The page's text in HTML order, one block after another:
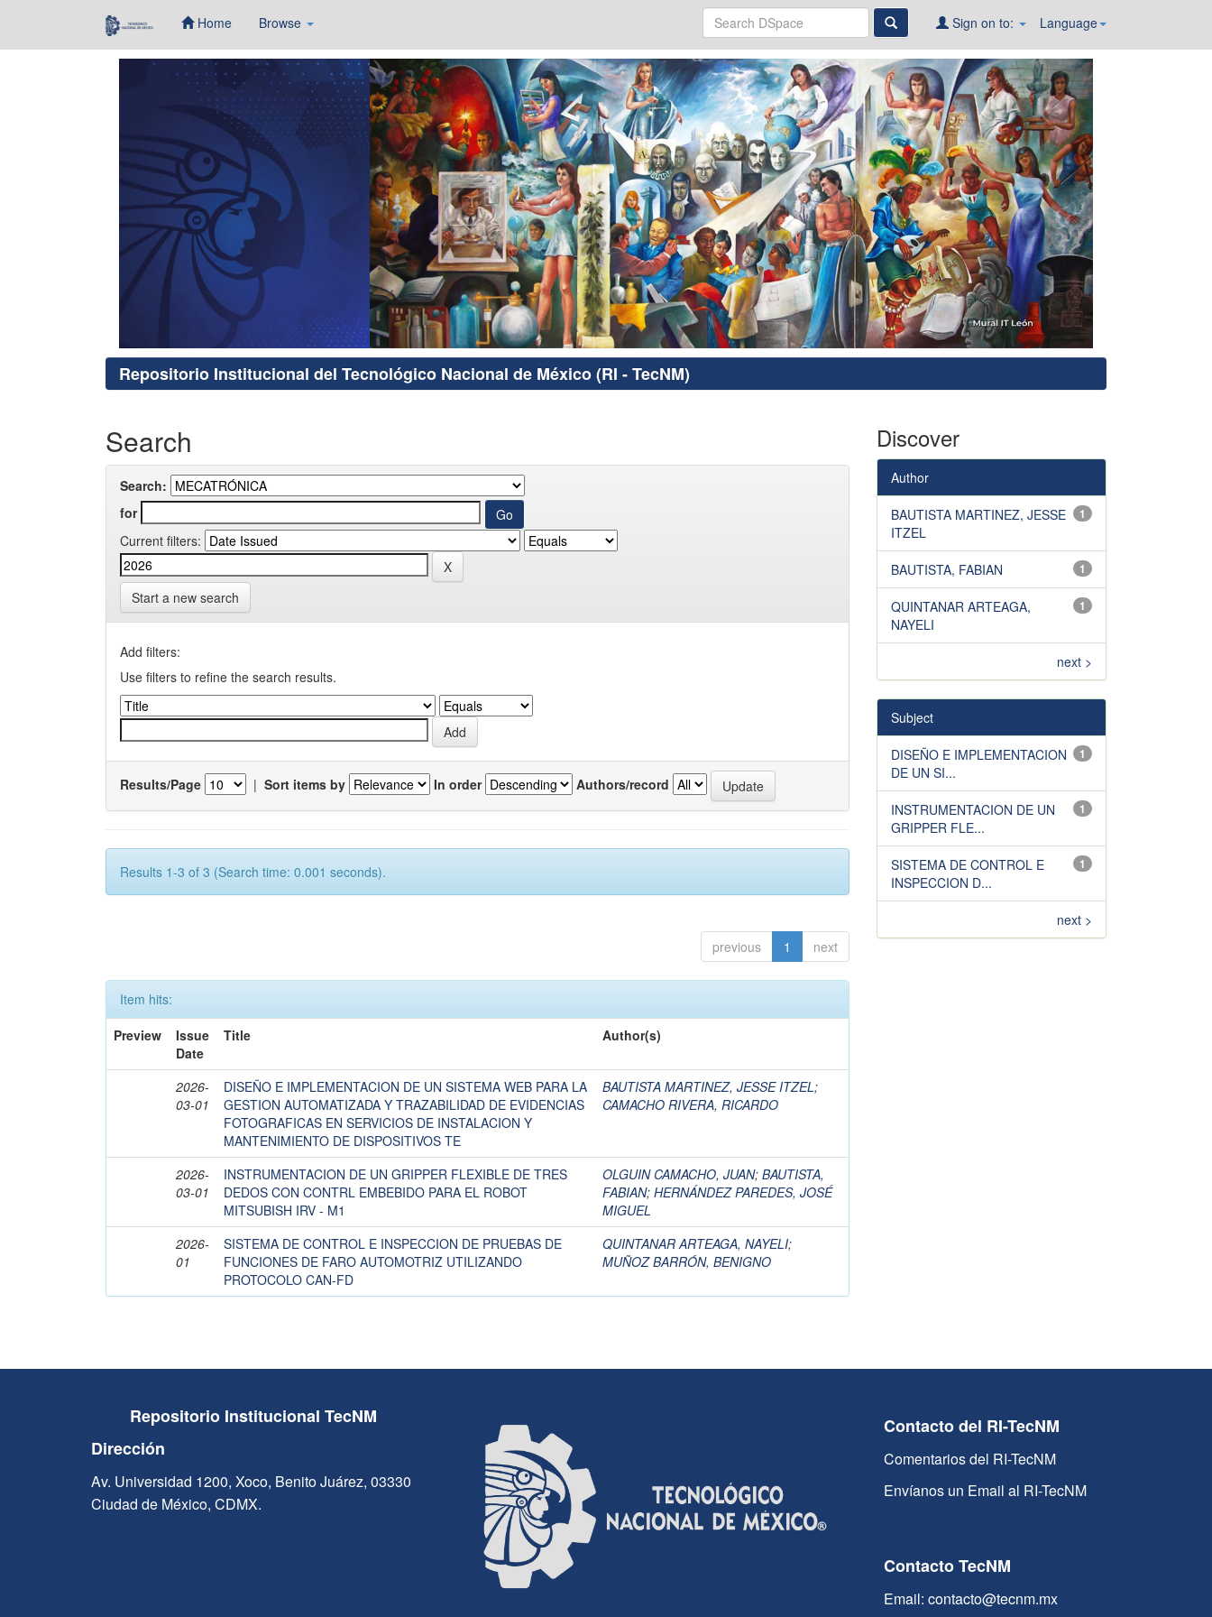
Home Browse Language
Sign on to:
Repositorio Institucional del Tecnológico Nacional de México (RI - TecNM)
Search
Search:
for
Current filters:
Start a new search
Add filters:
Use filters to refine the search results.
Results/Page | Sort items by In order Authors/record
Results 1-3 of 3 (Search time: 0.001 seconds).
previous 1 next
Item hits:
Preview
Issue
Date
Title Author(s)
2026-
03-01
DISEÑO E IMPLEMENTACION DE UN SISTEMA WEB PARA LA
GESTION AUTOMATIZADA Y TRAZABILIDAD DE EVIDENCIAS
FOTOGRAFICAS EN SERVICIOS DE INSTALACION Y
MANTENIMIENTO DE DISPOSITIVOS TE
BAUTISTA MARTINEZ, JESSE ITZEL;
CAMACHO RIVERA, RICARDO
2026-
03-01
INSTRUMENTACION DE UN GRIPPER FLEXIBLE DE TRES
DEDOS CON CONTRL EMBEBIDO PARA EL ROBOT
MITSUBISH IRV - M1
OLGUIN CAMACHO, JUAN; BAUTISTA,
FABIAN; HERNÁNDEZ PAREDES, JOSÉ
MIGUEL
2026-
01
SISTEMA DE CONTROL E INSPECCION DE PRUEBAS DE
FUNCIONES DE FARO AUTOMOTRIZ UTILIZANDO
PROTOCOLO CAN-FD
QUINTANAR ARTEAGA, NAYELI;
MUÑOZ BARRÓN, BENIGNO
Discover
Author
1
BAUTISTA MARTINEZ, JESSE
ITZEL
1
BAUTISTA, FABIAN
1
QUINTANAR ARTEAGA,
NAYELI
next >
Subject
1
DISEÑO E IMPLEMENTACION
DE UN SI...
1
INSTRUMENTACION DE UN
GRIPPER FLE...
1
SISTEMA DE CONTROL E
INSPECCION D...
next >
Repositorio Institucional TecNM
Dirección
Av. Universidad 1200, Xoco, Benito Juárez, 03330
Ciudad de México, CDMX.
Contacto del RI-TecNM
Comentarios del RI-TecNM
Envíanos un Email al RI-TecNM
Contacto TecNM
Email: contacto@tecnm.mx